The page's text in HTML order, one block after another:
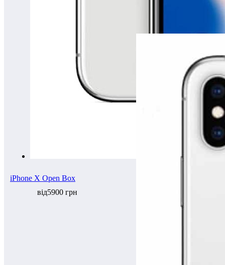
iPhone X Open Box
від5900 грн